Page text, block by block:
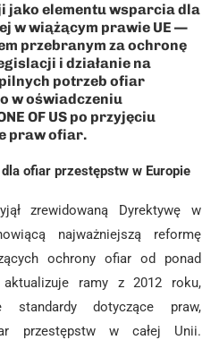
jako elementu wsparcia dla
w wiążącym prawie UE —
przebranym za ochronę
i działanie na
potrzeb ofiar
w oświadczeniu
OF US po przyjęciu
praw ofiar.
ofiar przestępstw w Europie
zrewidowaną Dyrektywę w
najważniejszą reformę
ochrony ofiar od ponad
aktualizuje ramy z 2012 roku,
standardy dotyczące praw,
przestępstw w całej Unii.